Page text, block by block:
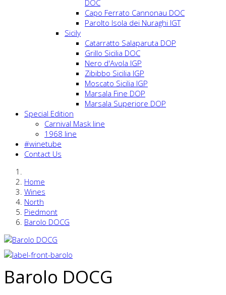
DOC
Capo Ferrato Cannonau DOC
Parolto Isola dei Nuraghi IGT
Sicily
Catarratto Salaparuta DOP
Grillo Sicilia DOC
Nero d'Avola IGP
Zibibbo Sicilia IGP
Moscato Sicilia IGP
Marsala Fine DOP
Marsala Superiore DOP
Special Edition
Carnival Mask line
1968 line
#winetube
Contact Us
Home
Wines
North
Piedmont
Barolo DOCG
Barolo DOCG